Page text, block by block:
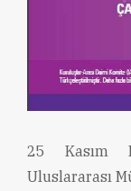
25 Kasım
Uluslararası